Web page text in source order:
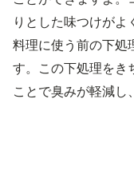
りとした味つけがよ
料理に使う前の下処
す。この下処理をき
ことで臭みが軽減し